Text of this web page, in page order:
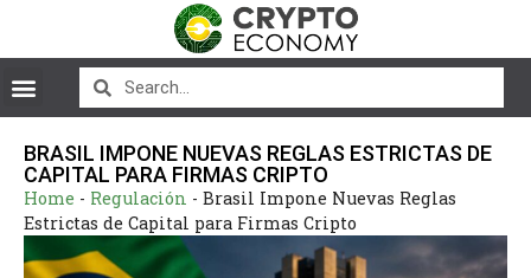
BRASIL IMPONE NUEVAS REGLAS ESTRICTAS DE
CAPITAL PARA FIRMAS CRIPTO
Home - Regulación - Brasil Impone Nuevas Reglas
Estrictas de Capital para Firmas Cripto